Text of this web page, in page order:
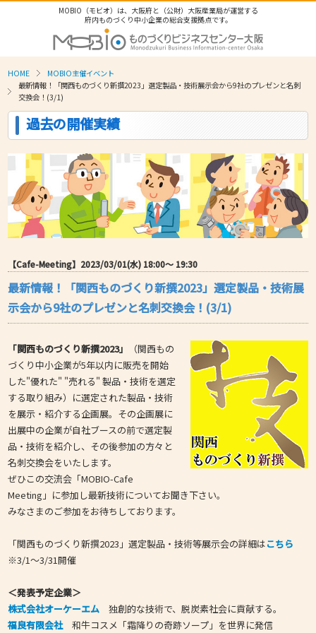
MOBIO（モビオ）は、大阪府と（公財）大阪産業局が運営する
府内ものづくり中小企業の総合支援拠点です。
HOME
MOBIO主催イベント
最新情報！「関西ものづくり新撰2023」選定製品・技術展示会から9社のプレゼンと名刺
交換会！(3/1)
過去の開催実績
【Cafe-Meeting】2023/03/01(水) 18:00〜 19:30
最新情報！「関西ものづくり新撰2023」選定製品・技術展
示会から9社のプレゼンと名刺交換会！(3/1)
「関西ものづくり新撰2023」
（関西もの
づくり中小企業が5年以内に販売を開始
した"優れた" "売れる" 製品・技術を選定
する取り組み）に選定された製品・技術
を展示・紹介する企画展。その企画展に
出展中の企業が自社ブースの前で選定製
品・技術を紹介し、その後参加の方々と
名刺交換会をいたします。
ぜひこの交流会「MOBIO-Cafe
Meeting」に参加し最新技術についてお聞き下さい。
みなさまのご参加をお待ちしております。
「関西ものづくり新撰2023」選定製品・技術等展示会の詳細はこちら
※3/1～3/31開催
＜発表予定企業＞
株式会社オーケーエム
独創的な技術で、脱炭素社会に貢献する。
福良有限会社和牛コスメ「霜降りの奇跡ソープ」を世界に発信